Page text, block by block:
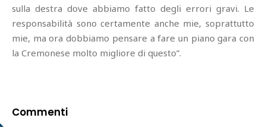
sulla destra dove abbiamo fatto degli errori gravi. Le
responsabilità sono certamente anche mie, soprattutto
mie, ma ora dobbiamo pensare a fare un piano gara con
la Cremonese molto migliore di questo”.
Commenti